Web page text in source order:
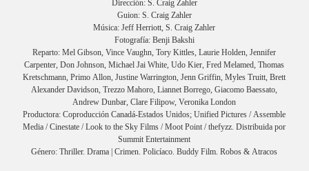
Dirección: S. Craig Zahler
Guion: S. Craig Zahler
Música: Jeff Herriott, S. Craig Zahler
Fotografía: Benji Bakshi
Reparto: Mel Gibson, Vince Vaughn, Tory Kittles, Laurie Holden, Jennifer
Carpenter, Don Johnson, Michael Jai White, Udo Kier, Fred Melamed, Thomas
Kretschmann, Primo Allon, Justine Warrington, Jenn Griffin, Myles Truitt, Brett
Alexander Davidson, Trezzo Mahoro, Liannet Borrego, Giacomo Baessato,
Andrew Dunbar, Clare Filipow, Veronika London
Productora: Coproducción Canadá-Estados Unidos; Unified Pictures / Assemble
Media / Cinestate / Look to the Sky Films / Moot Point / thefyzz. Distribuida por
Summit Entertainment
Género: Thriller. Drama | Crimen. Policíaco. Buddy Film. Robos & Atracos